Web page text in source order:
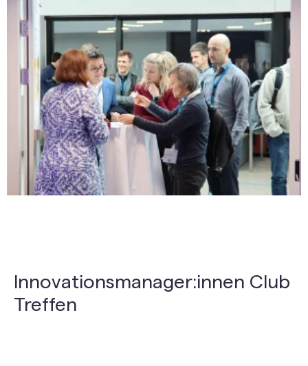
Innovationsmanager:innen Club
Treffen